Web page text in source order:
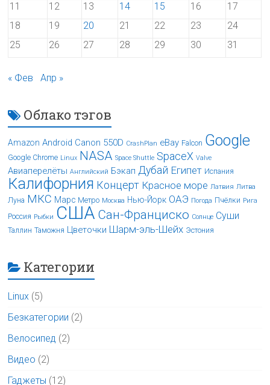
11
12 13 14 15 16
17
18
19 20 21 22 23
24
25
26 27 28 29 30 31
« Фев Апр »
Облако тэгов
Amazon Android Canon 550D CrashPlan eBay Falcon Google
Google Chrome Linux NASA Space Shuttle SpaceX Valve
Авиаперелёты Английский Бэкап Дубай Египет Испания
Калифорния Концерт Красное море Латвия Литва
Луна МКС Марс Метро Москва Нью-Йорк ОАЭ Погода Пчёлки Рига
Россия Рыбки США Сан-Франциско Солнце Суши
Таллин Таможня Цветочки Шарм-эль-Шейх Эстония
Категории
Linux (5)
Безкатегории (2)
Велосипед (2)
Видео (2)
Гаджеты (12)